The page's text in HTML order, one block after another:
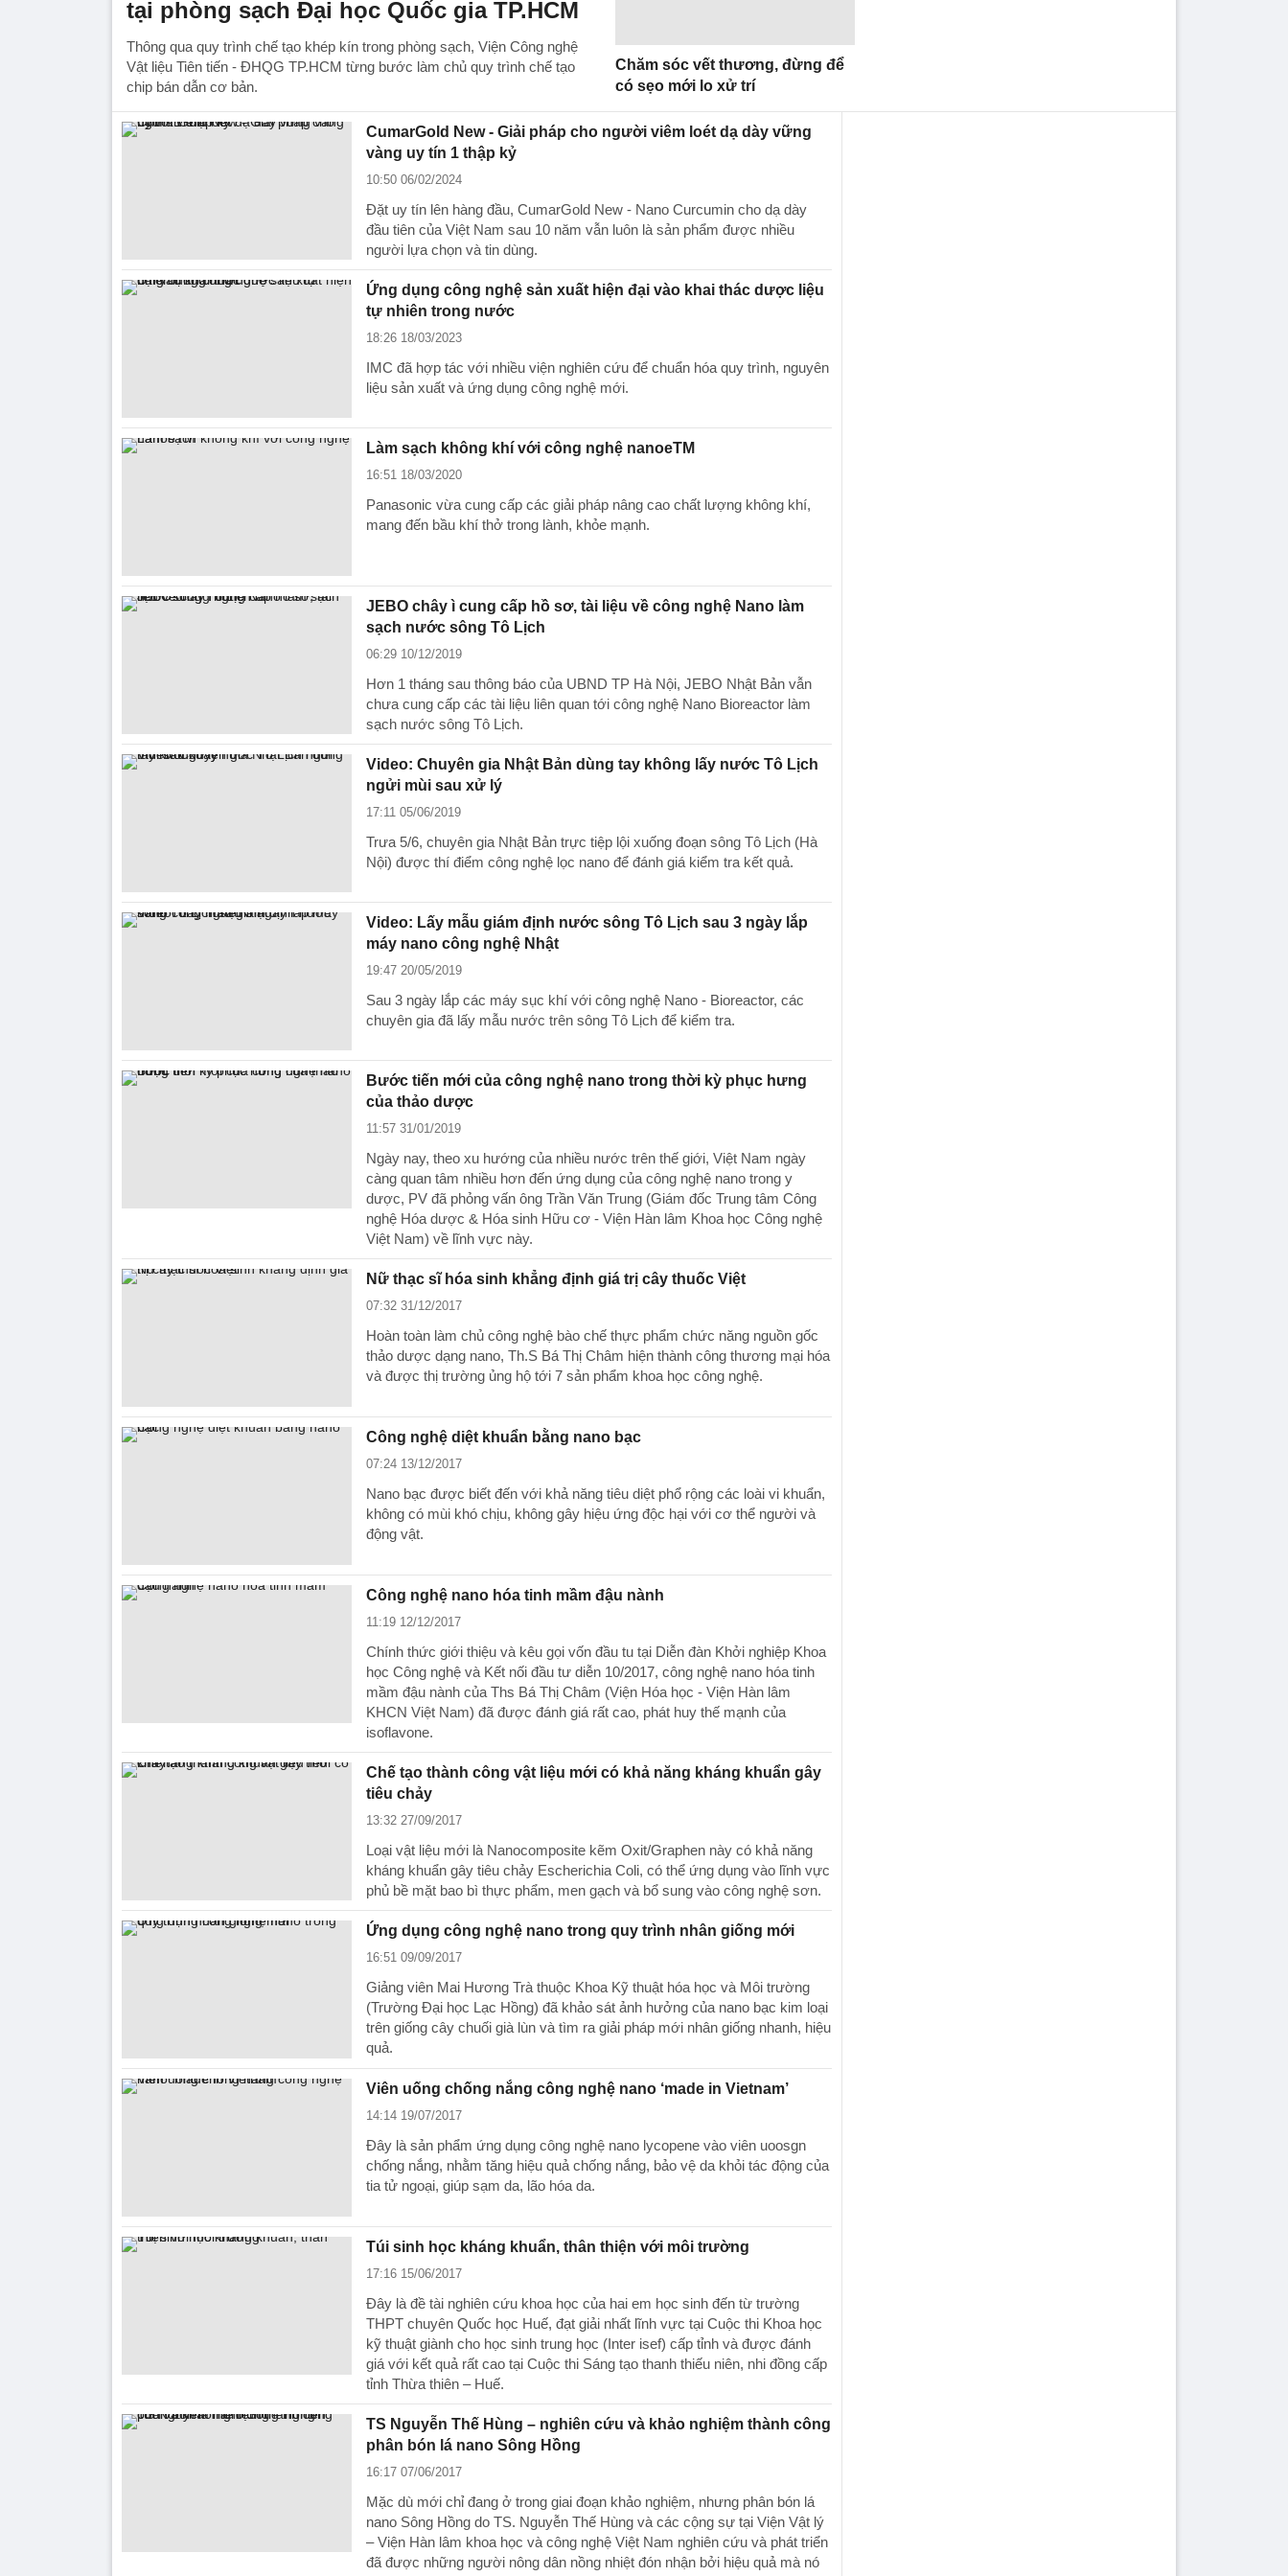
tại phòng sạch Đại học Quốc gia TP.HCM
Thông qua quy trình chế tạo khép kín trong phòng sạch, Viện Công nghệ
Vật liệu Tiên tiến - ĐHQG TP.HCM từng bước làm chủ quy trình chế tạo
chip bán dẫn cơ bản.
Chăm sóc vết thương, đừng để
có sẹo mới lo xử trí
CumarGold New - Giải pháp cho người viêm loét dạ dày vững
vàng uy tín 1 thập kỷ
10:50 06/02/2024
Đặt uy tín lên hàng đầu, CumarGold New - Nano Curcumin cho dạ dày
đầu tiên của Việt Nam sau 10 năm vẫn luôn là sản phẩm được nhiều
người lựa chọn và tin dùng.
Ứng dụng công nghệ sản xuất hiện đại vào khai thác dược liệu
tự nhiên trong nước
18:26 18/03/2023
IMC đã hợp tác với nhiều viện nghiên cứu để chuẩn hóa quy trình, nguyên
liệu sản xuất và ứng dụng công nghệ mới.
Làm sạch không khí với công nghệ nanoeTM
16:51 18/03/2020
Panasonic vừa cung cấp các giải pháp nâng cao chất lượng không khí,
mang đến bầu khí thở trong lành, khỏe mạnh.
JEBO chây ì cung cấp hồ sơ, tài liệu về công nghệ Nano làm
sạch nước sông Tô Lịch
06:29 10/12/2019
Hơn 1 tháng sau thông báo của UBND TP Hà Nội, JEBO Nhật Bản vẫn
chưa cung cấp các tài liệu liên quan tới công nghệ Nano Bioreactor làm
sạch nước sông Tô Lịch.
Video: Chuyên gia Nhật Bản dùng tay không lấy nước Tô Lịch
ngửi mùi sau xử lý
17:11 05/06/2019
Trưa 5/6, chuyên gia Nhật Bản trực tiệp lội xuống đoạn sông Tô Lịch (Hà
Nội) được thí điểm công nghệ lọc nano để đánh giá kiểm tra kết quả.
Video: Lấy mẫu giám định nước sông Tô Lịch sau 3 ngày lắp
máy nano công nghệ Nhật
19:47 20/05/2019
Sau 3 ngày lắp các máy sục khí với công nghệ Nano - Bioreactor, các
chuyên gia đã lấy mẫu nước trên sông Tô Lịch để kiểm tra.
Bước tiến mới của công nghệ nano trong thời kỳ phục hưng
của thảo dược
11:57 31/01/2019
Ngày nay, theo xu hướng của nhiều nước trên thế giới, Việt Nam ngày
càng quan tâm nhiều hơn đến ứng dụng của công nghệ nano trong y
dược, PV đã phỏng vấn ông Trần Văn Trung (Giám đốc Trung tâm Công
nghệ Hóa dược & Hóa sinh Hữu cơ - Viện Hàn lâm Khoa học Công nghệ
Việt Nam) về lĩnh vực này.
Nữ thạc sĩ hóa sinh khẳng định giá trị cây thuốc Việt
07:32 31/12/2017
Hoàn toàn làm chủ công nghệ bào chế thực phẩm chức năng nguồn gốc
thảo dược dạng nano, Th.S Bá Thị Châm hiện thành công thương mại hóa
và được thị trường ủng hộ tới 7 sản phẩm khoa học công nghệ.
Công nghệ diệt khuẩn bằng nano bạc
07:24 13/12/2017
Nano bạc được biết đến với khả năng tiêu diệt phổ rộng các loài vi khuẩn,
không có mùi khó chịu, không gây hiệu ứng độc hại với cơ thể người và
động vật.
Công nghệ nano hóa tinh mầm đậu nành
11:19 12/12/2017
Chính thức giới thiệu và kêu gọi vốn đầu tu tại Diễn đàn Khởi nghiệp Khoa
học Công nghệ và Kết nối đầu tư diễn 10/2017, công nghệ nano hóa tinh
mầm đậu nành của Ths Bá Thị Châm (Viện Hóa học - Viện Hàn lâm
KHCN Việt Nam) đã được đánh giá rất cao, phát huy thế mạnh của
isoflavone.
Chế tạo thành công vật liệu mới có khả năng kháng khuẩn gây
tiêu chảy
13:32 27/09/2017
Loại vật liệu mới là Nanocomposite kẽm Oxit/Graphen này có khả năng
kháng khuẩn gây tiêu chảy Escherichia Coli, có thể ứng dụng vào lĩnh vực
phủ bề mặt bao bì thực phẩm, men gạch và bổ sung vào công nghệ sơn.
Ứng dụng công nghệ nano trong quy trình nhân giống mới
16:51 09/09/2017
Giảng viên Mai Hương Trà thuộc Khoa Kỹ thuật hóa học và Môi trường
(Trường Đại học Lạc Hồng) đã khảo sát ảnh hưởng của nano bạc kim loại
trên giống cây chuối già lùn và tìm ra giải pháp mới nhân giống nhanh, hiệu
quả.
Viên uống chống nắng công nghệ nano ‘made in Vietnam’
14:14 19/07/2017
Đây là sản phẩm ứng dụng công nghệ nano lycopene vào viên uoosgn
chống nắng, nhằm tăng hiệu quả chống nắng, bảo vệ da khỏi tác động của
tia tử ngoại, giúp sạm da, lão hóa da.
Túi sinh học kháng khuẩn, thân thiện với môi trường
17:16 15/06/2017
Đây là đề tài nghiên cứu khoa học của hai em học sinh đến từ trường
THPT chuyên Quốc học Huế, đạt giải nhất lĩnh vực tại Cuộc thi Khoa học
kỹ thuật giành cho học sinh trung học (Inter isef) cấp tỉnh và được đánh
giá với kết quả rất cao tại Cuộc thi Sáng tạo thanh thiếu niên, nhi đồng cấp
tỉnh Thừa thiên – Huế.
TS Nguyễn Thế Hùng – nghiên cứu và khảo nghiệm thành công
phân bón lá nano Sông Hồng
16:17 07/06/2017
Mặc dù mới chỉ đang ở trong giai đoạn khảo nghiệm, nhưng phân bón lá
nano Sông Hồng do TS. Nguyễn Thế Hùng và các cộng sự tại Viện Vật lý
– Viện Hàn lâm khoa học và công nghệ Việt Nam nghiên cứu và phát triển
đã được những người nông dân nồng nhiệt đón nhận bởi hiệu quả mà nó